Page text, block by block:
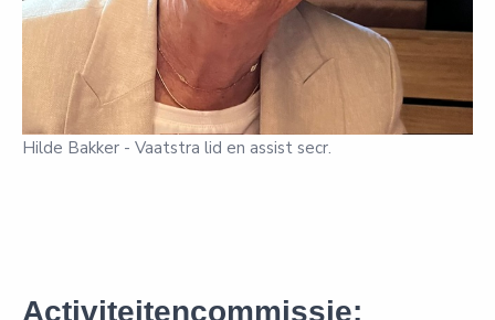
Hilde Bakker - Vaatstra lid en assist secr.
Activiteitencommissie: